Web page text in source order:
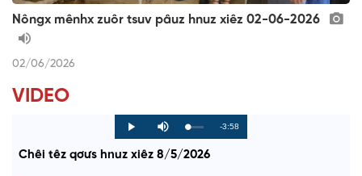
Nôngx mênhx zuôr tsuv pâuz hnuz xiêz 02-06-2026
02/06/2026
VIDEO
P
l
y
M
u
e
L
o
d
P
r
g
R
-3:58
Chêi têz qơưs hnuz xiêz 8/5/2026